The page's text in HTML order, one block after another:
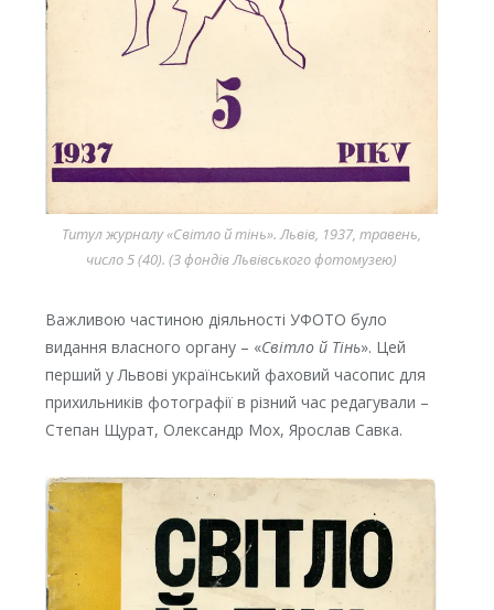
Титул журналу «Світло й тінь». Львів, 1937, травень,
число 5 (40). (З фондів Львівського фотомузею)
Важливою частиною діяльності УФОТО було
видання власного органу – «Світло й Тінь». Цей
перший у Львові український фаховий часопис для
прихильників фотографії в різний час редагували –
Степан Щурат, Олександр Мох, Ярослав Савка.